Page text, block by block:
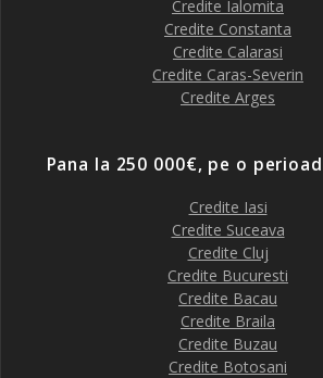
Credite Ialomita
Credite Constanta
Credite Calarasi
Credite Caras-Severin
Credite Arges
Pana la 250 000€, pe o
Credite Iasi
Credite Suceava
Credite Cluj
Credite Bucuresti
Credite Bacau
Credite Braila
Credite Buzau
Credite Botosani